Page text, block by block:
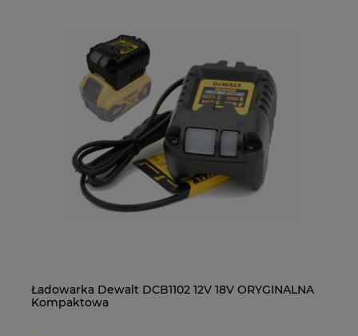
Ładowarka Dewalt DCB1102 12V 18V ORYGINALNA
Kompaktowa